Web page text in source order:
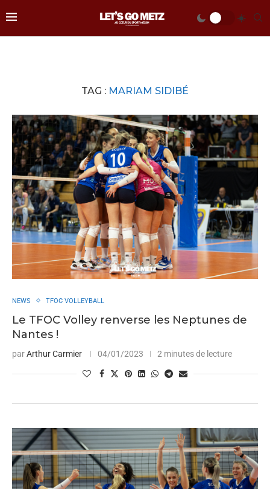
TAG : MARIAM SIDIBÉ
NEWS TFOC VOLLEYBALL
Le TFOC Volley renverse les Neptunes de
Nantes !
parArthur Carmier 04/01/2023 2 minutes de lecture